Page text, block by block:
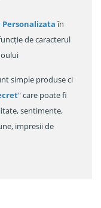
în
de caracterul
simple produse ci
" care poate fi
sentimente,
impresii de